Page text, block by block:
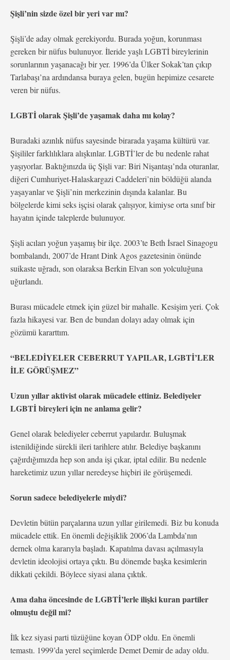
Şişli’nin sizde özel bir yeri var mı?
Şişli’de aday olmak gerekiyordu. Burada yoğun, korunması
gereken bir nüfus bulunuyor. İleride yaşlı LGBTİ bireylerinin
sorunlarının yaşanacağı bir yer. 1996’da Ülker Sokak’tan çıkıp
Tarlabaşı’na ardındansa buraya gelen, bugün hepimize cesarete
veren bir nüfus.
LGBTİ olarak Şişli’de yaşamak daha mı kolay?
Buradaki azınlık nüfus sayesinde birarada yaşama kültürü var.
Şişililer farklılıklara alışkınlar. LGBTİ’ler de bu nedenle rahat
yaşıyorlar. Baktığınızda üç Şişli var: Biri Nişantaşı’nda oturanlar,
diğeri Cumhuriyet-Halaskargazi Caddeleri’nin böldüğü alanda
yaşayanlar ve Şişli’nin merkezinin dışında kalanlar. Bu
bölgelerde kimi seks işçisi olarak çalışıyor, kimiyse orta sınıf bir
hayatın içinde taleplerde bulunuyor.
Şişli acıları yoğun yaşamış bir ilçe. 2003’te Beth İsrael Sinagogu
bombalandı, 2007’de Hrant Dink Agos gazetesinin önünde
suikaste uğradı, son olaraksa Berkin Elvan son yolculuğuna
uğurlandı.
Burası mücadele etmek için güzel bir mahalle. Kesişim yeri. Çok
fazla hikayesi var. Ben de bundan dolayı aday olmak için
gözümü kararttım.
“BELEDİYELER CEBERRUT YAPILAR, LGBTİ’LER
İLE GÖRÜŞMEZ”
Uzun yıllar aktivist olarak mücadele ettiniz. Belediyeler
LGBTİ bireyleri için ne anlama gelir?
Genel olarak belediyeler ceberrut yapılardır. Buluşmak
istenildiğinde sürekli ileri tarihlere atılır. Belediye başkanını
çağırdığımızda hep son anda işi çıkar, iptal edilir. Bu nedenle
hareketimiz uzun yıllar neredeyse hiçbiri ile görüşemedi.
Sorun sadece belediyelerle miydi?
Devletin bütün parçalarına uzun yıllar girilemedi. Biz bu konuda
mücadele ettik. En önemli değişiklik 2006’da Lambda’nın
dernek olma kararıyla başladı. Kapatılma davası açılmasıyla
devletin ideolojisi ortaya çıktı. Bu dönemde başka kesimlerin
dikkati çekildi. Böylece siyasi alana çıktık.
Ama daha öncesinde de LGBTİ’lerle ilişki kuran partiler
olmuştu değil mi?
İlk kez siyasi parti tüzüğüne koyan ÖDP oldu. En önemli
temastı. 1999’da yerel seçimlerde Demet Demir de aday oldu.